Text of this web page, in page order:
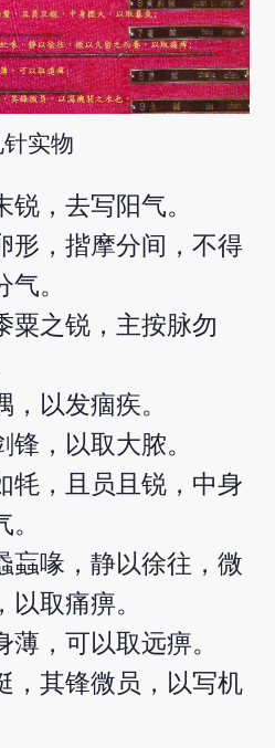
针实物
，去写阳气。
形，揩摩分间，不得
。
粟之锐，主按脉勿
以发痼疾。
，以取大脓。
牦，且员且锐，中身
蝱喙，静以徐往，微
以取痛痹。
，可以取远痹。
，其锋微员，以写机